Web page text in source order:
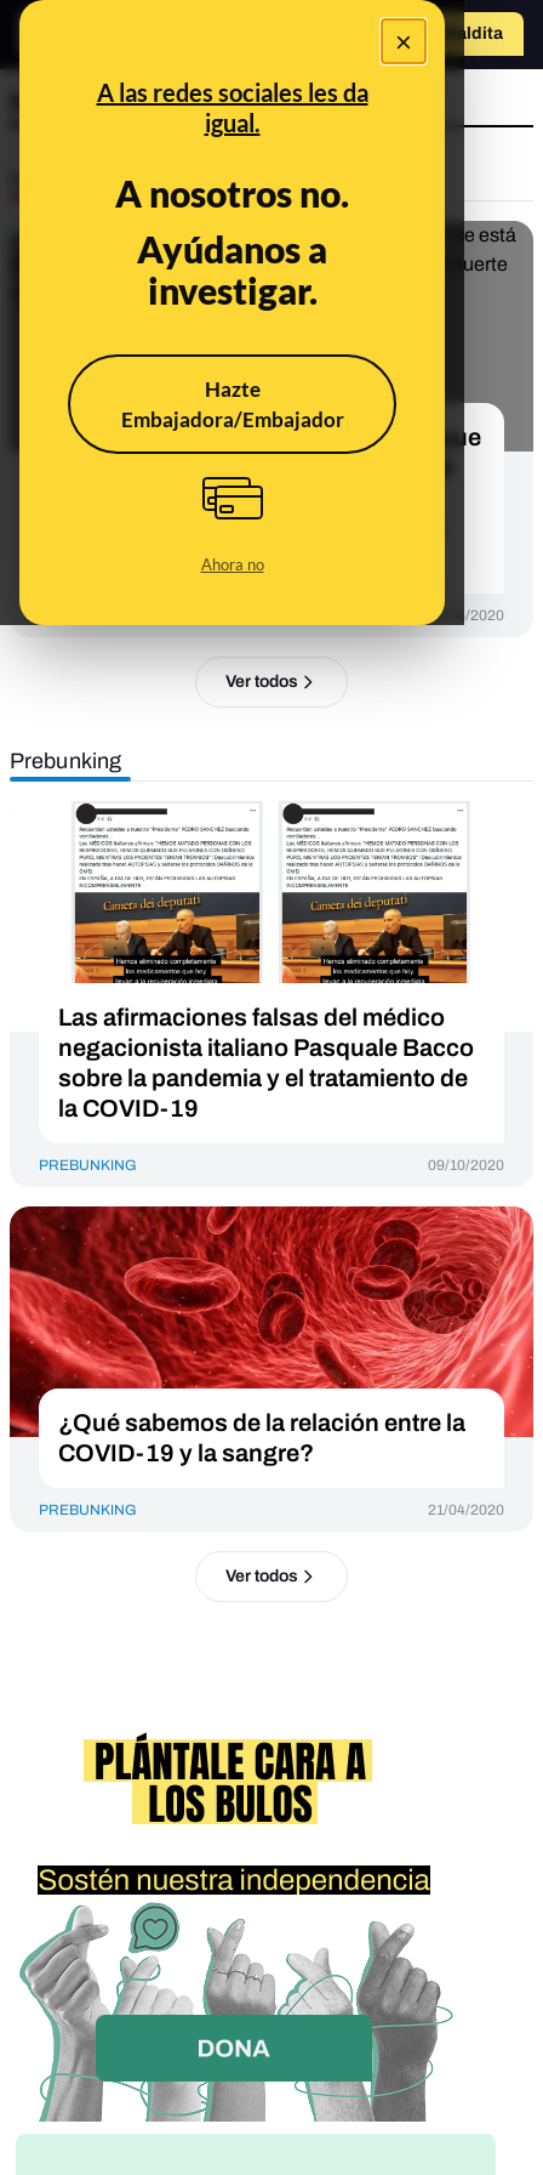
×
A las redes sociales les da
igual.
A nosotros no.
Ayúdanos a
investigar.
Hazte
Embajadora/Embajador
Ahora no
Hazte Maldita
heparina
Qué sabemos sobre los mensajes que
coronavirus porque la causa de la
muerte no es la neumonía sino una
07/05/2020
Ver todos
Prebunking
Las afirmaciones falsas del médico
negacionista italiano Pasquale Bacco
sobre la pandemia y el tratamiento de
la COVID-19
PREBUNKING 09/10/2020
¿Qué sabemos de la relación entre la
COVID-19 y la sangre?
PREBUNKING 21/04/2020
Ver todos